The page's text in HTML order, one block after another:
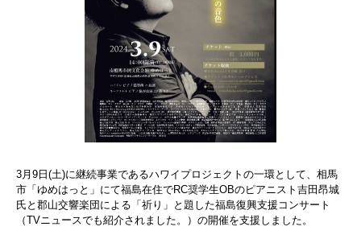
3月9日(土)に継続事業であるハワイプロジェクトの一環として、相馬
市「ゆめはっと」にて福島在住でRC奨学生OBのピアニスト吉田昂城
氏と郡山交響楽団による「祈り」と題した福島復興支援コンサート
（TVニュースでも紹介されました。）の開催を支援しました。